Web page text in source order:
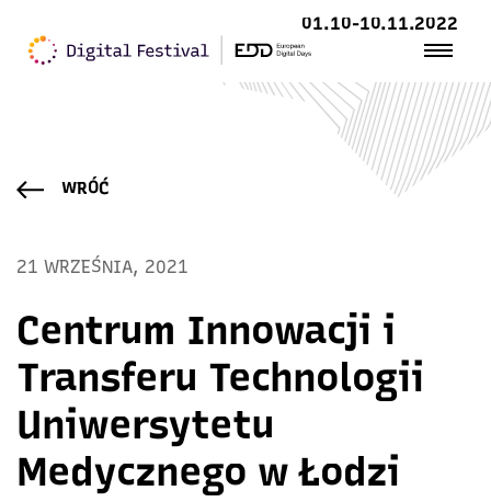
01.10-10.11.2022
WRÓĆ
21 WRZEŚNIA, 2021
Centrum Innowacji i
Transferu Technologii
Uniwersytetu
Medycznego w Łodzi